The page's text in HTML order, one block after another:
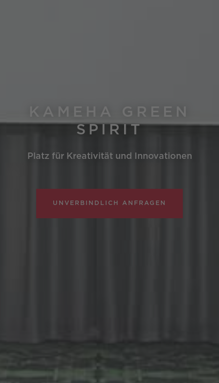
KAMEHA GREEN
SPIRIT
Platz für Kreativität und Innovationen
UNVERBINDLICH ANFRAGEN